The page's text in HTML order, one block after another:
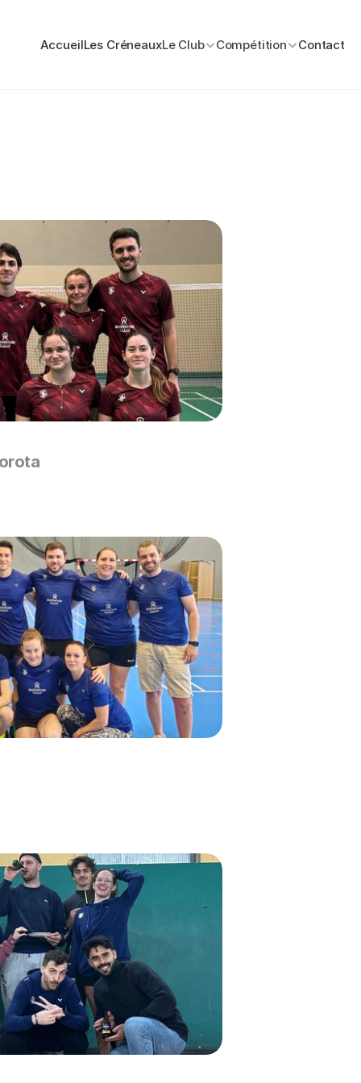
AccueilLes CréneauxLe Club Compétition Contact